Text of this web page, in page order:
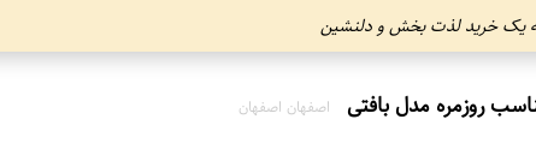
یک خرید لذت بخش و دلنشین
روزمره مدل بافتی اصفهان اصفهان